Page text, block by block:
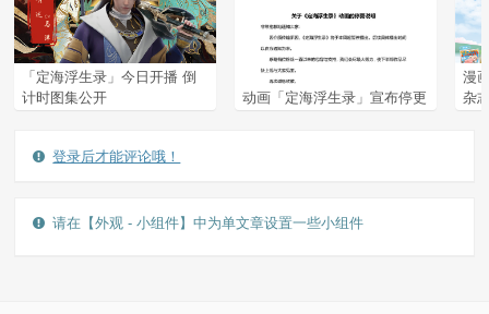
「定海浮生录」今日开播 倒
计时图集公开
动画「定海浮生录」宣布停更
漫
杂
登录后才能评论哦！
请在【外观 - 小组件】中为单文章设置一些小组件